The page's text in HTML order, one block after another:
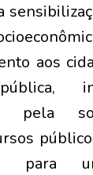
aos
pela
para